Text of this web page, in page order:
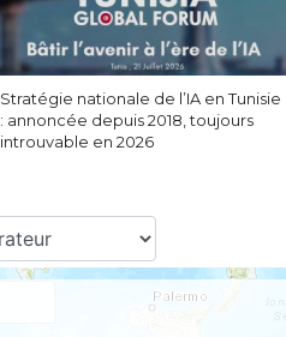
Stratégie nationale de l’IA en Tunisie
: annoncée depuis 2018, toujours
introuvable en 2026